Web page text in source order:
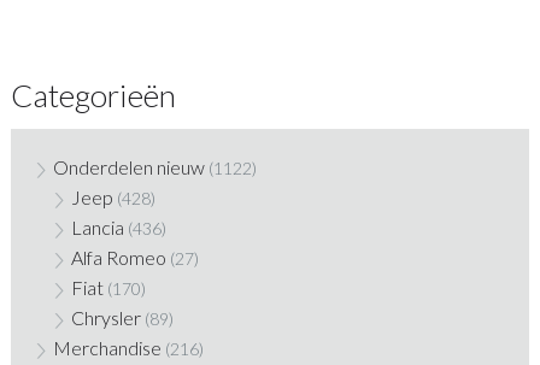
Categorieën
Onderdelen nieuw (1122)
Jeep (428)
Lancia (436)
Alfa Romeo (27)
Fiat (170)
Chrysler (89)
Merchandise (216)